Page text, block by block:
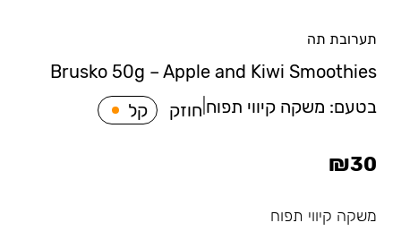
תערובת תה
Brusko 50g – Apple and Kiwi Smoothies
בטעם: משקה קיווי תפוח חוזק קל
₪30
משקה קיווי תפוח